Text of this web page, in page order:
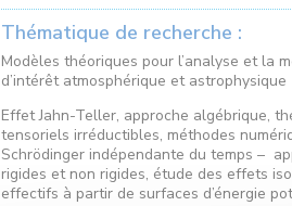
Thématique de recherche :
Modèles théoriques pour l’analyse et la
d’intérêt atmosphérique et astrophysique
Effet Jahn-Teller, approche algébrique,
tensoriels irréductibles, méthodes
Schrödinger indépendante du temps –
rigides et non rigides, étude des effets
effectifs à partir de surfaces d’énergie